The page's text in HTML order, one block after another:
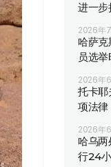
进一步
2026年
哈萨
员选
2026年
托卡
项法律
2026年
哈乌
行24